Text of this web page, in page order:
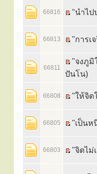
66816 "นำไป
66813 "การเ
66811
"จงภูมิ
ปันโน)
66808 "ให้จิต
66805 "เป็นห
66803 "จิตไม่